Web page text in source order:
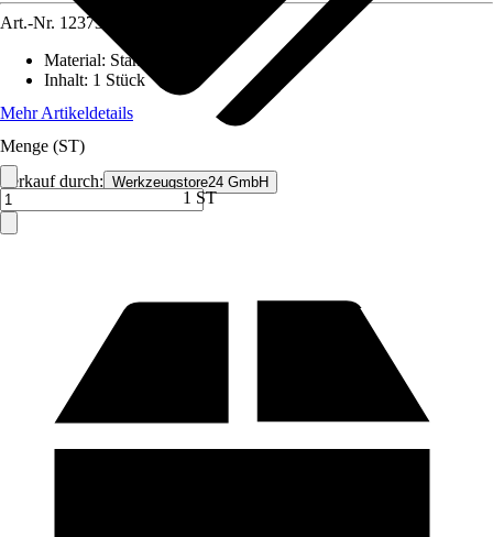
Verkauf durch: Werkzeugstore24 GmbH
Art.-Nr. 12373134
Material: Stahl
Inhalt: 1 Stück
Mehr Artikeldetails
Menge (ST)
1 ST